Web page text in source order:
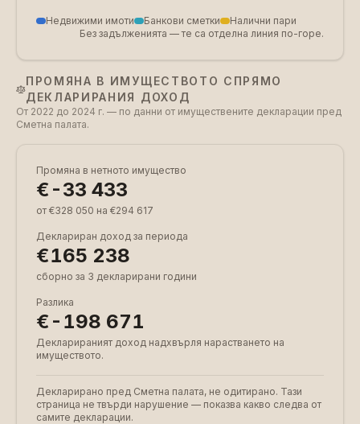
Недвижими имоти Банкови сметки
Налични пари
Без задълженията — те са отделна линия по-горе.
ПРОМЯНА В ИМУЩЕСТВОТО СПРЯМО
ДЕКЛАРИРАНИЯ ДОХОД
От 2022 до 2024 г. — по данни от имуществените декларации пред
Сметна палата.
Промяна в нетното имущество
€-33 433
от €328 050 на €294 617
Деклариран доход за периода
€165 238
сборно за 3 декларирани години
Разлика
€-198 671
Декларираният доход надхвърля нарастването на
имуществото.
Декларирано пред Сметна палата, не одитирано. Тази
страница не твърди нарушение — показва какво следва от
самите декларации.